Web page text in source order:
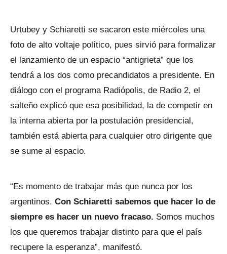
Urtubey y Schiaretti se sacaron este miércoles una
foto de alto voltaje político, pues sirvió para formalizar
el lanzamiento de un espacio “antigrieta” que los
tendrá a los dos como precandidatos a presidente. En
diálogo con el programa Radiópolis, de Radio 2, el
salteño explicó que esa posibilidad, la de competir en
la interna abierta por la postulación presidencial,
también está abierta para cualquier otro dirigente que
se sume al espacio.
“Es momento de trabajar más que nunca por los
argentinos. Con Schiaretti sabemos que hacer lo de
siempre es hacer un nuevo fracaso. Somos muchos
los que queremos trabajar distinto para que el país
recupere la esperanza”, manifestó.